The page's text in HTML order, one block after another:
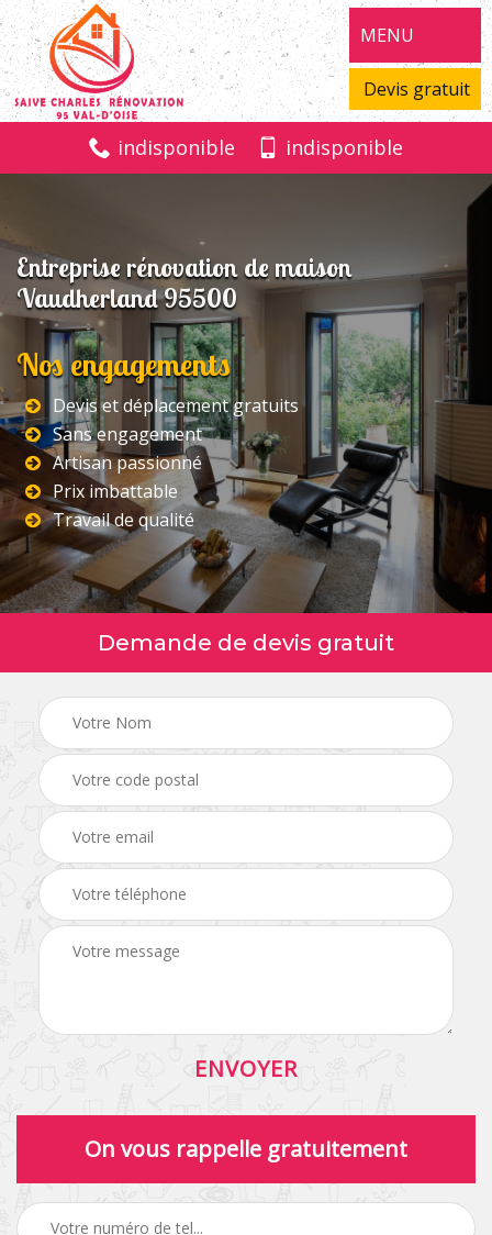
MENU
Devis gratuit
indisponible indisponible
Entreprise rénovation de maison
Vaudherland 95500
Nos engagements
Devis et déplacement gratuits
Sans engagement
Artisan passionné
Prix imbattable
Travail de qualité
Demande de devis gratuit
On vous rappelle gratuitement